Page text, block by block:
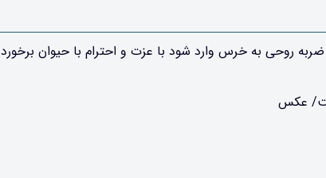
روحی به خرس وارد شود با عزت و احترام با حیوان برخورد
عکس